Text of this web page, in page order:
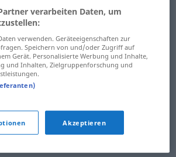
claim right
assert
verarbeiten Daten, um
verwenden. Geräteeigenschaften zur
Speichern von und/oder Zugriff auf
Gerät. Personalisierte Werbung und Inhalte,
und Inhalten, Zielgruppenforschung und
Akzeptieren